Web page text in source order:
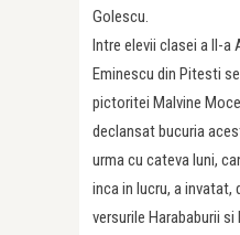
Golescu.
Intre elevii clasei a II-a
Eminescu din Pitesti
pictoritei Malvine
declansat bucuria
urma cu cateva luni,
inca in lucru, a invatat,
versurile Harababurii